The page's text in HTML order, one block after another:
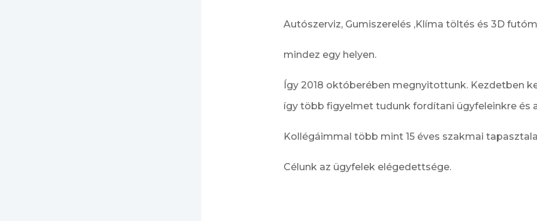
Autószerviz, Gumiszerelés ,Klíma töltés és 3D
mindez egy helyen.
Így 2018 októberében megnyitottunk. Kezdetben
így több figyelmet tudunk fordítani ügyfeleinkre és
Kollégáimmal több mint 15 éves szakmai
Célunk az ügyfelek elégedettsége.